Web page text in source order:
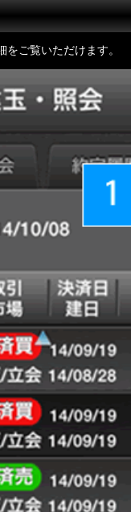
をご覧いただけます。